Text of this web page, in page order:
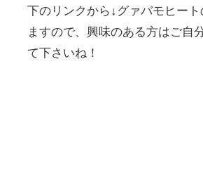
下のリンクから↓グァバモヒー
ますので、興味のある方はご自
て下さいね！